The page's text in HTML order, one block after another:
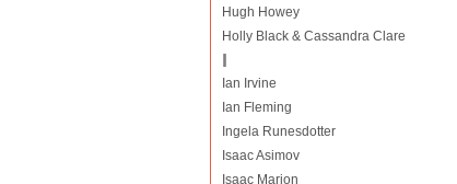
Hugh Howey
Holly Black & Cassandra Clare
I
Ian Irvine
Ian Fleming
Ingela Runesdotter
Isaac Asimov
Isaac Marion